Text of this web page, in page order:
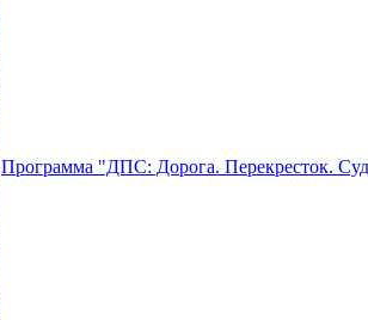
Программа "ДПС: Дорога. Перекресток.